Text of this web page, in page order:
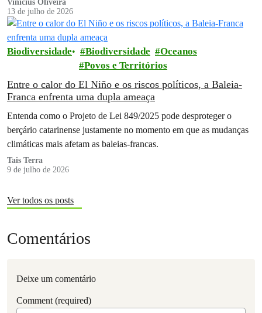
Vinicius Oliveira
13 de julho de 2026
Biodiversidade Biodiversidade
Oceanos
Povos e Territórios
Entre o calor do El Niño e os riscos políticos, a Baleia-
Franca enfrenta uma dupla ameaça
Entenda como o Projeto de Lei 849/2025 pode desproteger o
berçário catarinense justamente no momento em que as mudanças
climáticas mais afetam as baleias-francas.
Tais Terra
9 de julho de 2026
Ver todos os posts
Comentários
Deixe um comentário
Comment (required)